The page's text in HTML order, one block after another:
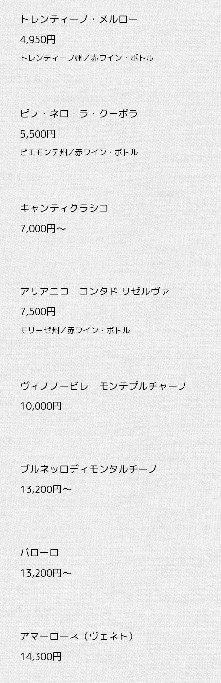
トレンティーノ・メルロー
4,950円
トレンティーノ州／赤ワイン・ボトル
ピノ・ネロ・ラ・クーポラ
5,500円
ピエモンテ州／赤ワイン・ボトル
キャンティクラシコ
7,000円～
アリアニコ・コンタド リゼルヴァ
7,500円
モリーゼ州／赤ワイン・ボトル
ヴィノノービレ モンテプルチャーノ
10,000円
ブルネッロディモンタルチーノ
13,200円～
バローロ
13,200円～
アマーローネ（ヴェネト）
14,300円